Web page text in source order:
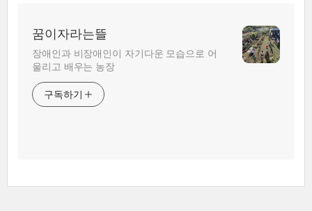
꿈이자라는뜰
장애인과 비장애인이 자기다운 모습으로 어
울리고 배우는 농장
구독하기